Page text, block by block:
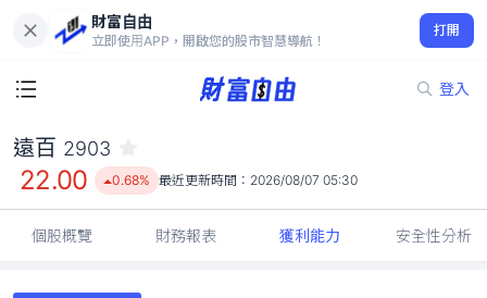
財富自由
立即使用APP，開啟您的股市智慧導航！
打開
登入
22.00
0.68%
遠百 2903
22.00 0.68% 最近更新時間： 2026/08/07 05:30
個股概覽 財務報表 獲利能力 安全性分析